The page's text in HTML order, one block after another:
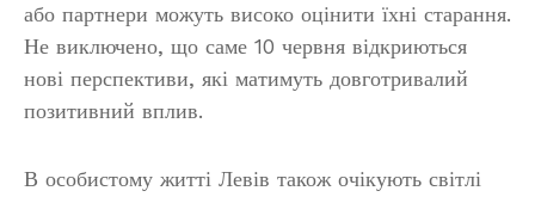
або партнери можуть високо оцінити їхні старання.
Не виключено, що саме 10 червня відкриються
нові перспективи, які матимуть довготривалий
позитивний вплив.
В особистому житті Левів також очікують світлі